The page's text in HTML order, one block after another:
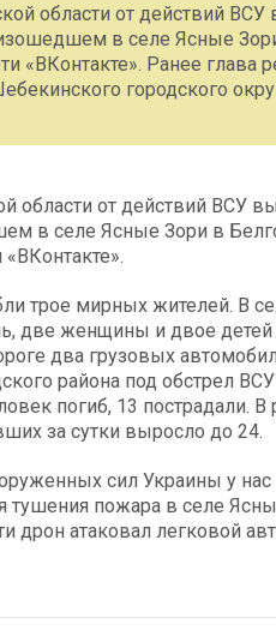
области от действий
в селе Ясные
«ВКонтакте». Ранее глава
городского
области от действий ВСУ
в селе Ясные Зори в
трое мирных жителей. В
две женщины и двое детей
два грузовых
района под обстрел
погиб, 13 пострадали.
за сутки выросло до 24.
сил Украины у
пожара в селе
дрон атаковал легковой